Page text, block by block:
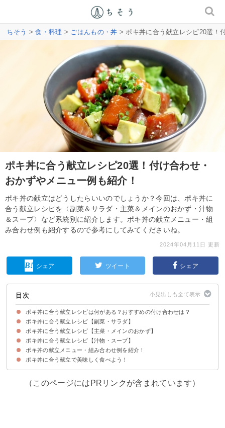
ちそう >食・料理 > ごはんもの・丼 > ポキ丼に合う献立レシピ20選！
ポキ丼に合う献立レシピ20選！付け合わせ・
おかずやメニュー例も紹介！
ポキ丼の献立はどうしたらいいのでしょうか？今回は、ポキ丼に
合う献立レシピを〈副菜＆サラダ・主菜＆メインのおかず・汁物
＆スープ〉など系統別に紹介します。ポキ丼の献立メニュー・組
み合わせ例も紹介するので参考にしてみてくださいね。
2024年04月11日 更新
シェア ツイート シェア
目次
ポキ丼に合う献立レシピは何がある？おすすめの付け合わせは？
ポキ丼に合う献立レシピ【副菜・サラダ】
①付け合わせにおすすめ！ミニトマトのおひたし
②小松菜と油揚げの煮浸し
③トマトと豆のマリネサラダ
④スナップエンドウのナムル
⑤オクラのオイスターソース炒め
⑥にんじんのサラダ
⑦ナスのチーズ焼き
⑧三つ葉の和風オムレツ
ポキ丼に合う献立レシピ【主菜・メインのおかず】
①ささみのバターソテー
②鮭と野菜の蒸し煮
③きのこのオーブン焼き
④豚肉のバルサミコ酢ソテー
⑤豆腐グラタン
⑥ガーリックシュリンプ
⑦牛肉と厚揚げの炒め物
ポキ丼に合う献立レシピ【汁物・スープ】
①かぼちゃの味噌汁
②新玉ねぎのコンソメスープ
③みょうがのお吸い物
④ほうれん草のかきたま汁
⑤春雨とわかめのスープ
ポキ丼の献立メニュー・組み合わせ例を紹介！
献立メニュー例①マグロとアボカドのポキ丼をメインにしたい時におすすめ
献立メニュー例②サーモンを使ったハワイ風のポキ丼が食べたい時におすす
献立メニュー例③おもてなしにもおすすめ
ポキ丼に合う献立で美味しく食べよう！
（このページにはPRリンクが含まれています）